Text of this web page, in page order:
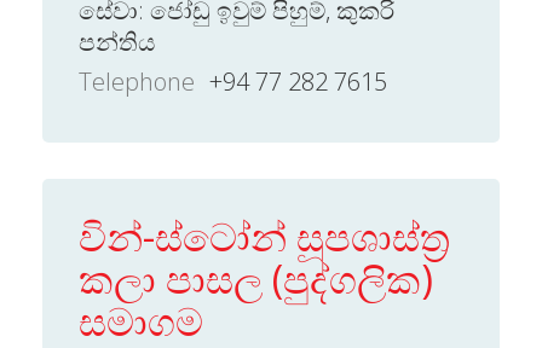
සේවා: ජෝඩු ඉවුම් පිහුම්, කුකරි
පන්තිය
Telephone +94 77 282 7615
වින්-ස්ටෝන් සූපශාස්ත්‍ර
කලා පාසල (පුද්ගලික)
සමාගම